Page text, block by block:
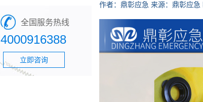
全国服务热线
4000916388
立即咨询
作者：鼎彰应急 来源：鼎彰应急